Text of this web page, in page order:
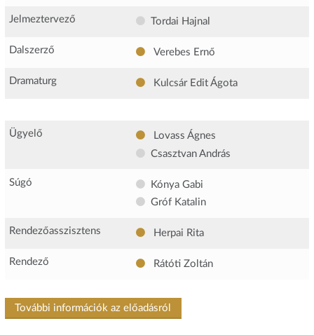
Jelmeztervező Tordai Hajnal
Dalszerző Verebes Ernő
Dramaturg Kulcsár Edit Ágota
Ügyelő
Lovass Ágnes
Csasztvan András
Súgó
Kónya Gabi
Gróf Katalin
Rendezőasszisztens Herpai Rita
Rendező Rátóti Zoltán
További információk az előadásról